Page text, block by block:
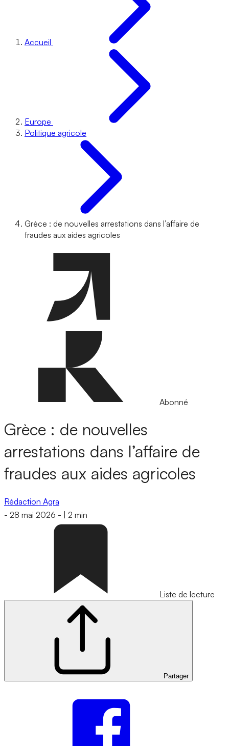
Accueil
Europe
Politique agricole
Grèce : de nouvelles arrestations dans l’affaire de
fraudes aux aides agricoles
Abonné
Grèce : de nouvelles
arrestations dans l’affaire de
fraudes aux aides agricoles
Rédaction Agra
- 28 mai 2026 - 2 min
Liste de lecture
Partager